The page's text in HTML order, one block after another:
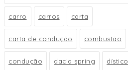
carro carros carta
carta de condução combustão
condução dacia spring dístico